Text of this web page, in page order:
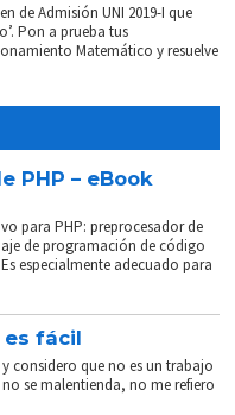
de Admisión UNI 2019-I que
Pon a prueba tus
Matemático y resuelve
PHP – eBook
para PHP: preprocesador de
de programación de código
especialmente adecuado para
es fácil
considero que no es un trabajo
se malentienda, no me refiero